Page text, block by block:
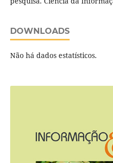
DOWNLOADS
Não há dados estatísticos.